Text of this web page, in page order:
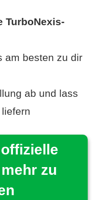
TurboNexis-
am besten zu dir
ab und lass
zu